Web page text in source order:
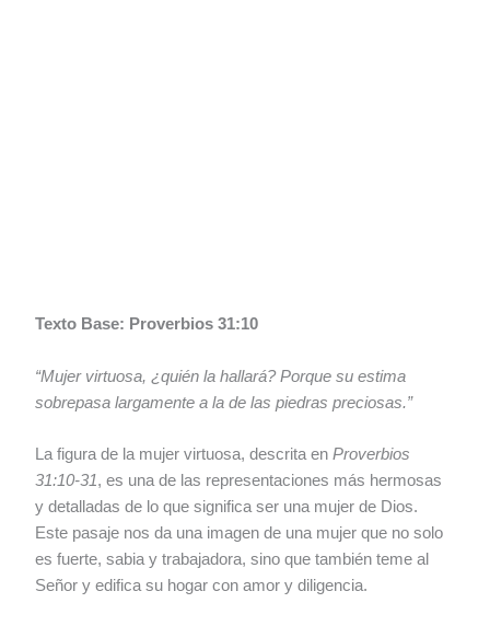
Texto Base: Proverbios 31:10
“Mujer virtuosa, ¿quién la hallará? Porque su estima
sobrepasa largamente a la de las piedras preciosas.”
La figura de la mujer virtuosa, descrita enProverbios
31:10-31, es una de las representaciones más hermosas
y detalladas de lo que significa ser una mujer de Dios.
Este pasaje nos da una imagen de una mujer que no solo
es fuerte, sabia y trabajadora, sino que también teme al
Señor y edifica su hogar con amor y diligencia.